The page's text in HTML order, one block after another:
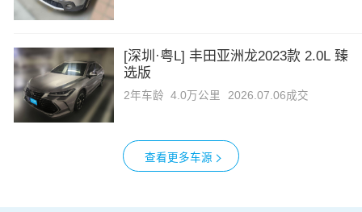
[深圳·粤L] 丰田亚洲龙2023款 2.0L 臻
选版
2年车龄 4.0万公里 2026.07.06成交
查看更多车源